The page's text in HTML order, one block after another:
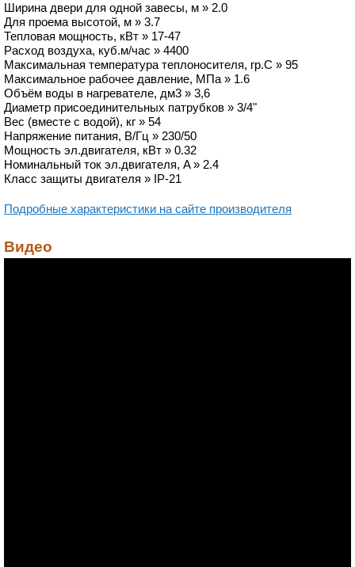
Ширина двери для одной завесы, м » 2.0
Для проема высотой, м » 3.7
Тепловая мощность, кВт » 17-47
Расход воздуха, куб.м/час » 4400
Максимальная температура теплоносителя, гр.C » 95
Максимальное рабочее давление, MПa » 1.6
Объём воды в нагревателе, дм3 » 3,6
Диаметр присоединительных патрубков » 3/4"
Вес (вместе с водой), кг » 54
Напряжение питания, В/Гц » 230/50
Мощность эл.двигателя, кВт » 0.32
Номинальный ток эл.двигателя, A » 2.4
Класс защиты двигателя » IP-21
Подробные характеристики на сайте производителя
Видео